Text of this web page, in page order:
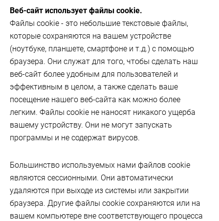
Веб-сайт использует файлы cookie.
Файлы cookie - это небольшие текстовые файлы,
которые сохраняются на вашем устройстве
(ноутбуке, планшете, смартфоне и т.д.) с помощью
браузера. Они служат для того, чтобы сделать наш
веб-сайт более удобным для пользователей и
эффективным в целом, а также сделать ваше
посещение нашего веб-сайта как можно более
легким. Файлы cookie не наносят никакого ущерба
вашему устройству. Они не могут запускать
программы и не содержат вирусов.
Большинство используемых нами файлов cookie
являются сессионными. Они автоматически
удаляются при выходе из системы или закрытии
браузера. Другие файлы cookie сохраняются или на
вашем компьютере вне соответствующего процесса